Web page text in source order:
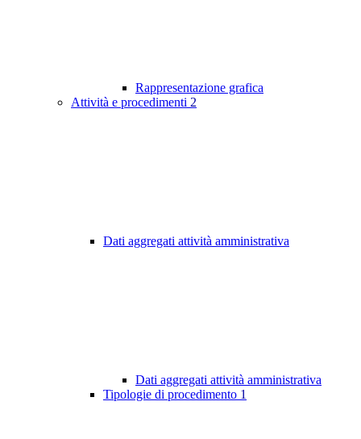
Rappresentazione grafica
Attività e procedimenti 2
Dati aggregati attività amministrativa
Dati aggregati attività amministrativa
Tipologie di procedimento 1